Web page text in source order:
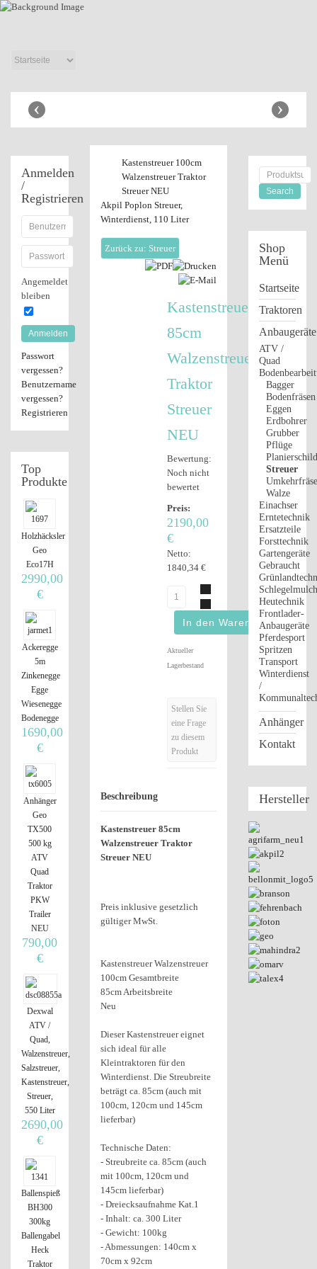
Anhänger Shop
›
‹
Kastenstreuer 100cm
Walzenstreuer Traktor
Streuer NEU
Akpil Poplon Streuer,
Winterdienst, 110 Liter
Zurück zu: Streuer
Kastenstreuer
85cm
Walzenstreuer
Traktor
Streuer
NEU
Bewertung:
Noch nicht
bewertet
Preis:
2190,00
€
Netto:
1840,34 €
Aktueller
Lagerbestand
Stellen Sie
eine Frage
zu diesem
Produkt
Beschreibung
Kastenstreuer 85cm
Walzenstreuer Traktor
Streuer NEU
Preis inklusive gesetzlich
gültiger MwSt.
Kastenstreuer Walzenstreuer
100cm Gesamtbreite
85cm Arbeitsbreite
Neu
Dieser Kastenstreuer eignet
sich ideal für alle
Kleintraktoren für den
Winterdienst. Die Streubreite
beträgt ca. 85cm (auch mit
100cm, 120cm und 145cm
lieferbar)
Technische Daten:
- Streubreite ca. 85cm (auch
mit 100cm, 120cm und
145cm lieferbar)
- Dreiecksaufnahme Kat.1
- Inhalt: ca. 300 Liter
- Gewicht: 100kg
- Abmessungen: 140cm x
70cm x 92cm
Anmelden
/
Registrieren
Angemeldet
bleiben
Anmelden
Passwort
vergessen?
Benutzername
vergessen?
Registrieren
Top
Produkte
Holzhäcksler
Geo
Eco17H
2990,00
€
Ackeregge
5m
Zinkenegge
Egge
Wiesenegge
Bodenegge
1690,00
€
Anhänger
Geo
TX500
500 kg
ATV
Quad
Traktor
PKW
Trailer
NEU
790,00
€
Dexwal
ATV /
Quad,
Walzenstreuer,
Salzstreuer,
Kastenstreuer,
Streuer,
550 Liter
2690,00
€
Ballenspieß
BH300
300kg
Ballengabel
Heck
Traktor
Shop
Menü
Startseite
Traktoren
Anbaugeräte
ATV /
Quad
Bagger
Bodenfräsen
Eggen
Erdbohrer
Grubber
Pflüge
Planierschild
Streuer
Walze
Einachser
Erntetechnik
Ersatzteile
Forsttechnik
Gartengeräte
Gebraucht
Heutechnik
Frontlader-
Anbaugeräte
Pferdesport
Spritzen
Transport
Winterdienst
/
Anhänger
Kontakt
Hersteller